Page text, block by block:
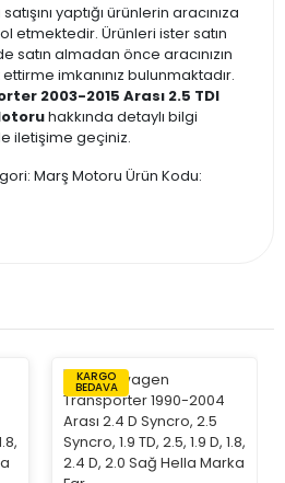
yaptığı ürünlerin aracınıza
etmektedir. Ürünleri ister satın
satın almadan önce aracınızın
imkanınız bulunmaktadır.
2003-2015 Arası 2.5 TDI
hakkında detaylı bilgi
iletişime geçiniz.
Marş Motoru Ürün Kodu:
KARGO
BEDAVA